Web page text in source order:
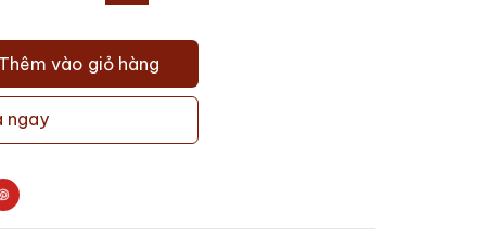
Thêm vào giỏ hàng
ngay